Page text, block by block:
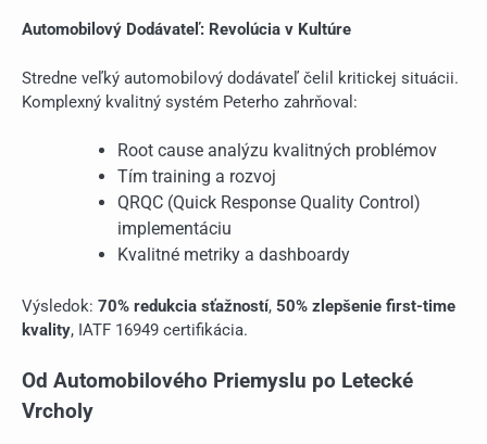
Automobilový Dodávateľ: Revolúcia v Kultúre
Stredne veľký automobilový dodávateľ čelil kritickej situácii.
Komplexný kvalitný systém Peterho zahrňoval:
Root cause analýzu kvalitných problémov
Tím training a rozvoj
QRQC (Quick Response Quality Control)
implementáciu
Kvalitné metriky a dashboardy
Výsledok: 70% redukcia sťažností, 50% zlepšenie first-time
kvality, IATF 16949 certifikácia.
Od Automobilového Priemyslu po Letecké
Vrcholy